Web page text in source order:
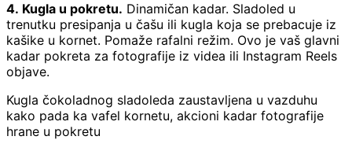
4. Kugla u pokretu. Dinamičan kadar. Sladoled u
trenutku presipanja u čašu ili kugla koja se prebacuje iz
kašike u kornet. Pomaže rafalni režim. Ovo je vaš glavni
kadar pokreta za fotografije iz videa ili Instagram Reels
objave.
Kugla čokoladnog sladoleda zaustavljena u vazduhu
kako pada ka vafel kornetu, akcioni kadar fotografije
hrane u pokretu